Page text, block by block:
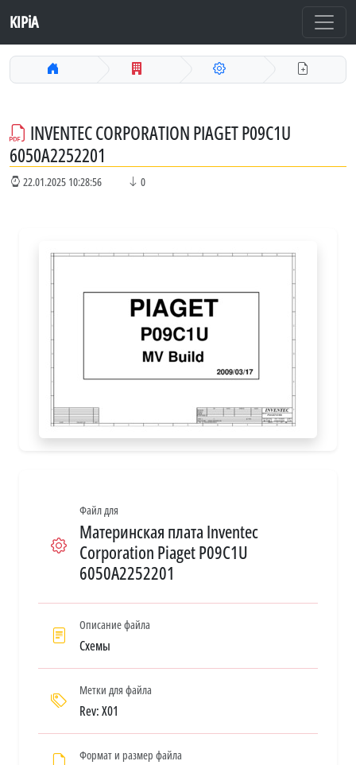
KIPiA
INVENTEC CORPORATION PIAGET P09C1U
6050A2252201
22.01.2025 10:28:56 0
Файл для
Материнская плата Inventec
Corporation Piaget P09C1U
6050A2252201
Описание файла
Схемы
Метки для файла
Rev: X01
Формат и размер файла